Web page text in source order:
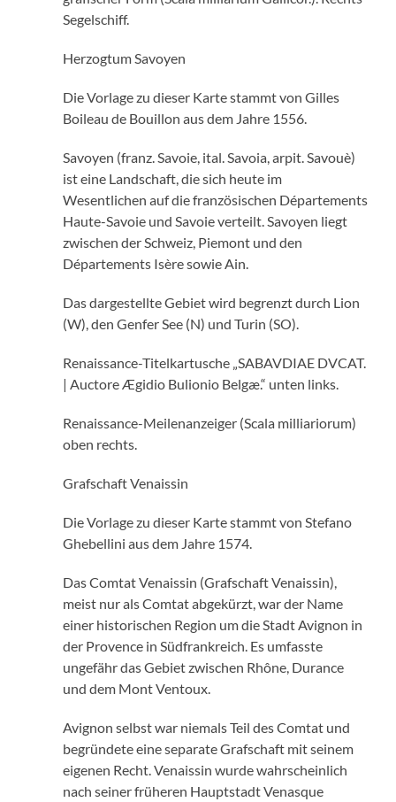
Segelschiff.
Herzogtum Savoyen
Die Vorlage zu dieser Karte stammt von Gilles
Boileau de Bouillon aus dem Jahre 1556.
Savoyen (franz. Savoie, ital. Savoia, arpit. Savouè)
ist eine Landschaft, die sich heute im
Wesentlichen auf die französischen Départements
Haute-Savoie und Savoie verteilt. Savoyen liegt
zwischen der Schweiz, Piemont und den
Départements Isère sowie Ain.
Das dargestellte Gebiet wird begrenzt durch Lion
(W), den Genfer See (N) und Turin (SO).
Renaissance-Titelkartusche „SABAVDIAE DVCAT.
| Auctore Ægidio Bulionio Belgæ.“ unten links.
Renaissance-Meilenanzeiger (Scala milliariorum)
oben rechts.
Grafschaft Venaissin
Die Vorlage zu dieser Karte stammt von Stefano
Ghebellini aus dem Jahre 1574.
Das Comtat Venaissin (Grafschaft Venaissin),
meist nur als Comtat abgekürzt, war der Name
einer historischen Region um die Stadt Avignon in
der Provence in Südfrankreich. Es umfasste
ungefähr das Gebiet zwischen Rhône, Durance
und dem Mont Ventoux.
Avignon selbst war niemals Teil des Comtat und
begründete eine separate Grafschaft mit seinem
eigenen Recht. Venaissin wurde wahrscheinlich
nach seiner früheren Hauptstadt Venasque